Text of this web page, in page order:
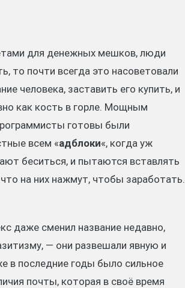
для денежных мешков, люди
то почти всегда это насоветовали
человека, заставить его купить, и
как кость в горле. Мощным
готовы были
всем «адблоки«, когда уж
беситься, и пытаются вставлять
на них нажмут, чтобы заработать.
даже сменил название недавно,
— они развешали явную и
в последние годы было сильное
почты, которая в своё время